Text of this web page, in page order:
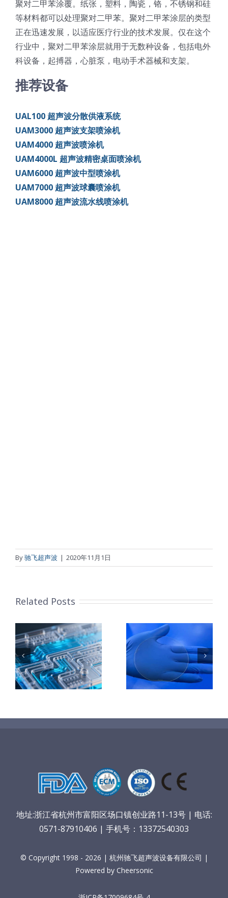
聚对二甲苯涂覆。纸张，塑料，陶瓷，铬，不锈钢和硅
等材料都可以处理聚对二甲苯。聚对二甲苯涂层的类型
正在迅速发展，以适应医疗行业的技术发展。仅在这个
行业中，聚对二甲苯涂层就用于无数种设备，包括电外
科设备，起搏器，心脏泵，电动手术器械和支架。
推荐设备
UAL100 超声波分散供液系统
UAM3000 超声波支架喷涂机
UAM4000 超声波喷涂机
UAM4000L 超声波精密桌面喷涂机
UAM6000 超声波中型喷涂机
UAM7000 超声波球囊喷涂机
UAM8000 超声波流水线喷涂机
By驰飞超声波 | 2020年11月1日
Related Posts
超声波喷涂
TiO₂涂层
PET石墨烯保
护膜特性和应
用
地址:浙江省杭州市富阳区场口镇创业路11-13号 | 电话:
0571-87910406 | 手机号：13372540303
© Copyright 1998 - 2026 | 杭州驰飞超声波设备有限公司 |
Powered by Cheersonic